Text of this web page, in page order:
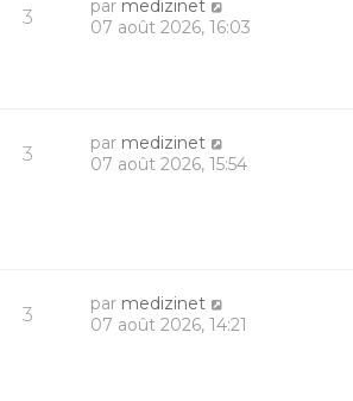
3 par medizinet
07 août 2026, 16:03
3 par medizinet
07 août 2026, 15:54
3 par medizinet
07 août 2026, 14:21